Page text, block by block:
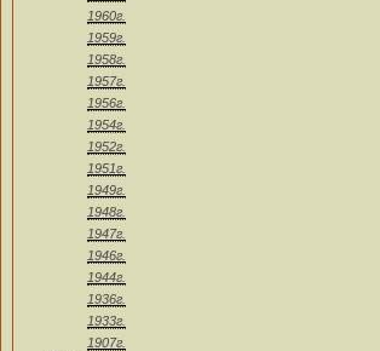
1960г.
1959г.
1958г.
1957г.
1956г.
1954г.
1952г.
1951г.
1949г.
1948г.
1947г.
1946г.
1944г.
1936г.
1933г.
1907г.